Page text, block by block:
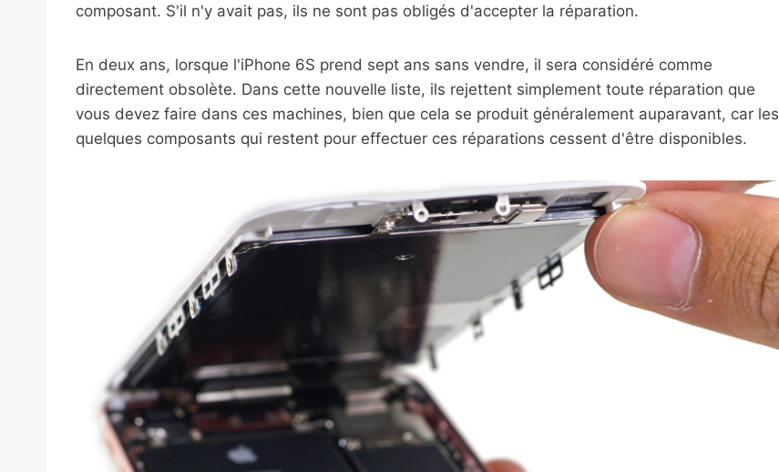
composant. S'il n'y avait pas, ils ne sont pas obligés d'accepter la réparation.
En deux ans, lorsque l'iPhone 6S prend sept ans sans vendre, il sera considéré comme
directement obsolète. Dans cette nouvelle liste, ils rejettent simplement toute réparation que
vous devez faire dans ces machines, bien que cela se produit généralement auparavant, car les
quelques composants qui restent pour effectuer ces réparations cessent d'être disponibles.